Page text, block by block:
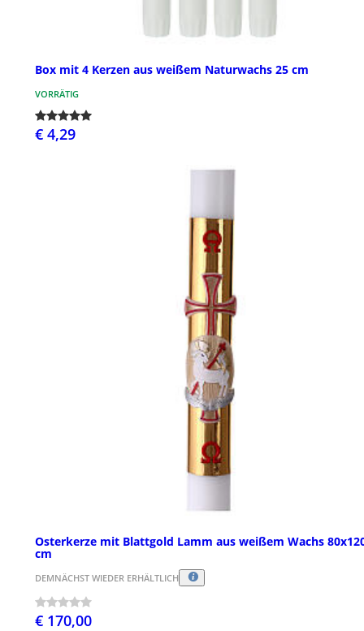
Box mit 4 Kerzen aus weißem Naturwachs 25 cm
VORRÄTIG
€ 4,29
Osterkerze mit Blattgold Lamm aus weißem Wachs
cm
DEMNÄCHST WIEDER ERHÄLTLICH
€ 170,00